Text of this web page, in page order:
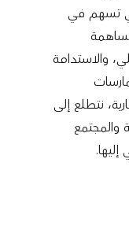
تسهم في
والاستدامة
نتطلع إلى
والمجتمع